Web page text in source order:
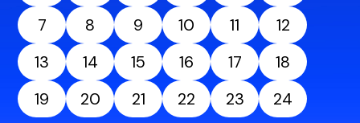
7
8 9 10 11
12
13
14 15 16 17
18
19
20 21 22 23 24